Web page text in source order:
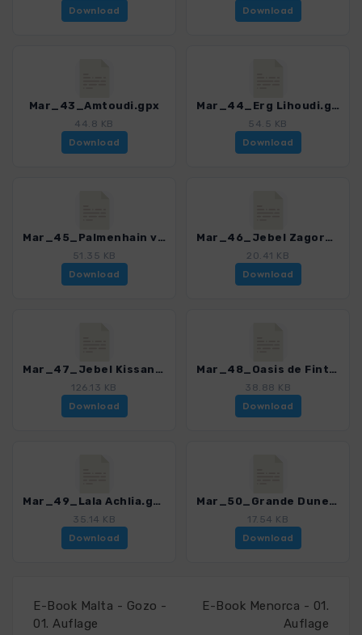
Download
Download
Mar_43_Amtoudi.gpx
44.8 KB
Download
Mar_44_Erg Lihoudi.gpx
54.5 KB
Download
Mar_45_Palmenhain von Zagora.gpx
51.35 KB
Download
Mar_46_Jebel Zagora.gpx
20.41 KB
Download
Mar_47_Jebel Kissane.gpx
126.13 KB
Download
Mar_48_Oasis de Fint.gpx
38.88 KB
Download
Mar_49_Lala Achlia.gpx
35.14 KB
Download
Mar_50_Grande Dune de Merzouga.gpx
17.54 KB
Download
E-Book Malta - Gozo -
01. Auflage
E-Book Menorca - 01.
Auflage